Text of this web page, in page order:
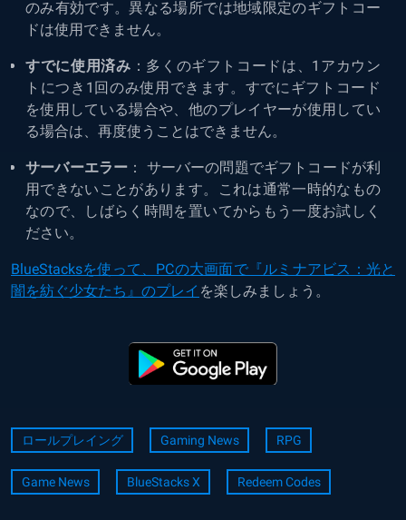
のみ有効です。異なる場所では地域限定のギフトコー
ドは使用できません。
すでに使用済み ：多くのギフトコードは、1アカウン
トにつき1回のみ使用できます。すでにギフトコード
を使用している場合や、他のプレイヤーが使用してい
る場合は、再度使うことはできません。
サーバーエラー ： サーバーの問題でギフトコードが利
用できないことがあります。これは通常一時的なもの
なので、しばらく時間を置いてからもう一度お試しく
ださい。
BlueStacksを使って、PCの大画面で『ルミナアビス：光と
闇を紡ぐ少女たち』のプレイ を楽しみましょう。
ロールプレイング Gaming News RPG
Game News BlueStacks X Redeem Codes